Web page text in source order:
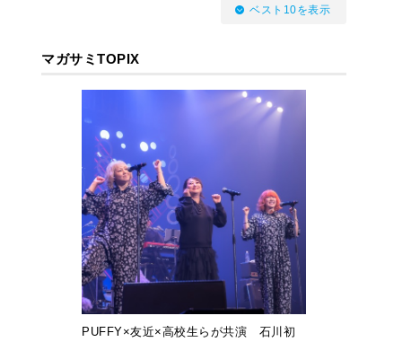
ベスト10を表示
マガサミTOPIX
PUFFY×友近×高校生らが共演 石川初